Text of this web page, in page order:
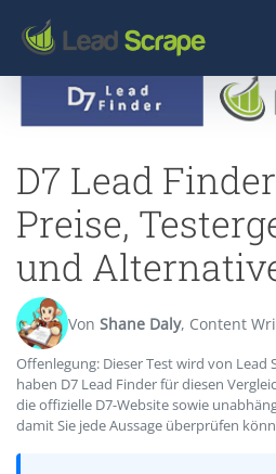
D7 Lead
Preise,
und
Von Shane Daly, Content
Offenlegung: Dieser Test wird von Lead
haben D7 Lead Finder für diesen
die offizielle D7-Website sowie
damit Sie jede Aussage überprüfen